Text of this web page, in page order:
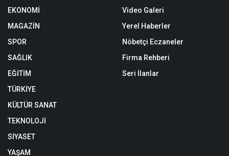
EKONOMİ
MAGAZİN
SPOR
SAĞLIK
EĞİTİM
TÜRKİYE
KÜLTÜR SANAT
TEKNOLOJİ
SİYASET
YAŞAM
Video Galeri
Yerel Haberler
Nöbetçi Eczaneler
Firma Rehberi
Seri İlanlar